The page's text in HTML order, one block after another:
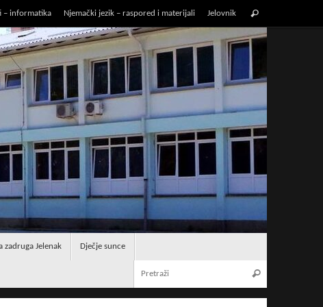
– informatika Njemački jezik – raspored i materijali Jelovnik Pretraži
zadruga Jelenak Dječje sunce
Pretraži